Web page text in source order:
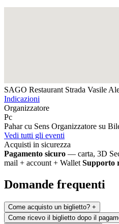
SAGO Restaurant Strada Vasile
Indicazioni
Organizzatore
Pc
Pahar cu Sens Organizzatore su
Vedi tutti gli eventi
Acquisti in sicurezza
Pagamento sicuro — carta, 3D
mail + account + Wallet Supporto
Domande frequenti
Come acquisto un biglietto? +
Come ricevo il biglietto dopo il